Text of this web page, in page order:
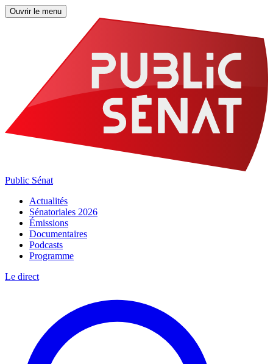
Ouvrir le menu
Public Sénat
Actualités
Sénatoriales 2026
Émissions
Documentaires
Podcasts
Programme
Le direct